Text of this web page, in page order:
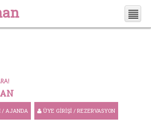
/ AJANDA ÜYE GIRIŞI / REZERVASYON